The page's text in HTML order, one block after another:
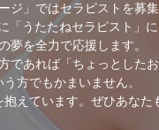
ジ」ではセラピストを募集
「うたたねセラピスト」
夢を全力で応援します。
であれば「ちょっとした
方でもかまいません。
えています。ぜひあなた